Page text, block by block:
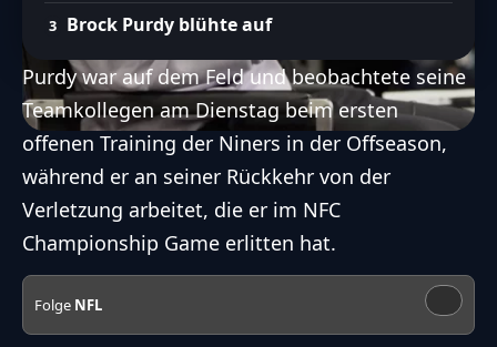
Brock Purdy blühte auf
Purdy war auf dem Feld und beobachtete seine
Teamkollegen am Dienstag beim ersten
offenen Training der Niners in der Offseason,
während er an seiner Rückkehr von der
Verletzung arbeitet, die er im NFC
Championship Game erlitten hat.
Folge NFL